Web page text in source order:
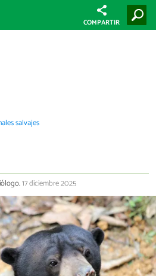
COMPARTIR
salvajes
17 diciembre 2025